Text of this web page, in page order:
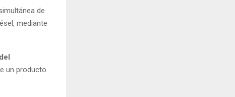
de
mediante
un producto